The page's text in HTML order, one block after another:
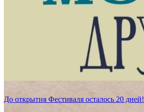
До открытия Фестиваля осталось 20 дней!